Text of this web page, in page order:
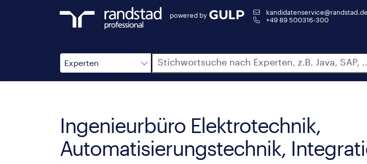
powered by
kandidatenservice@randstad.de
+49 89 500316-300
Experten
Suche
Ingenieurbüro Elektrotechnik,
Automatisierungstechnik,